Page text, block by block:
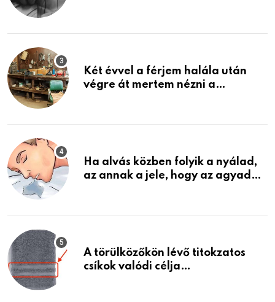
Két évvel a férjem halála után
végre át mertem nézni a
életemet
Ha alvás közben folyik a nyálad,
az annak a jele, hogy az agyad…
A törülközőkön lévő titokzatos
csíkok valódi célja…